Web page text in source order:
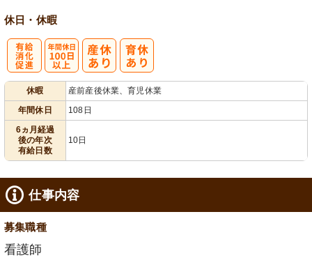
休日・休暇
休暇
産前産後休業、育児休業
年間休日
108日
6ヵ月経過
後の年次
有給日数
10日
仕事内容
募集職種
看護師